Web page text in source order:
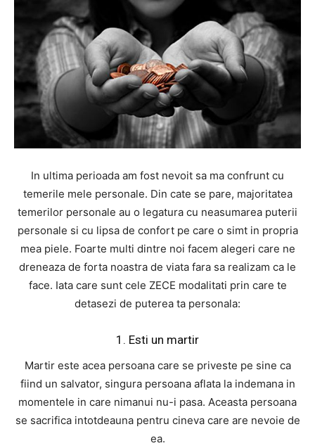
In ultima perioada am fost nevoit sa ma confrunt cu
temerile mele personale. Din cate se pare, majoritatea
temerilor personale au o legatura cu neasumarea puterii
personale si cu lipsa de confort pe care o simt in propria
mea piele. Foarte multi dintre noi facem alegeri care ne
dreneaza de forta noastra de viata fara sa realizam ca le
face. Iata care sunt cele ZECE modalitati prin care te
detasezi de puterea ta personala:
1. Esti un martir
Martir este acea persoana care se priveste pe sine ca
fiind un salvator, singura persoana aflata la indemana in
momentele in care nimanui nu-i pasa. Aceasta persoana
se sacrifica intotdeauna pentru cineva care are nevoie de
ea.